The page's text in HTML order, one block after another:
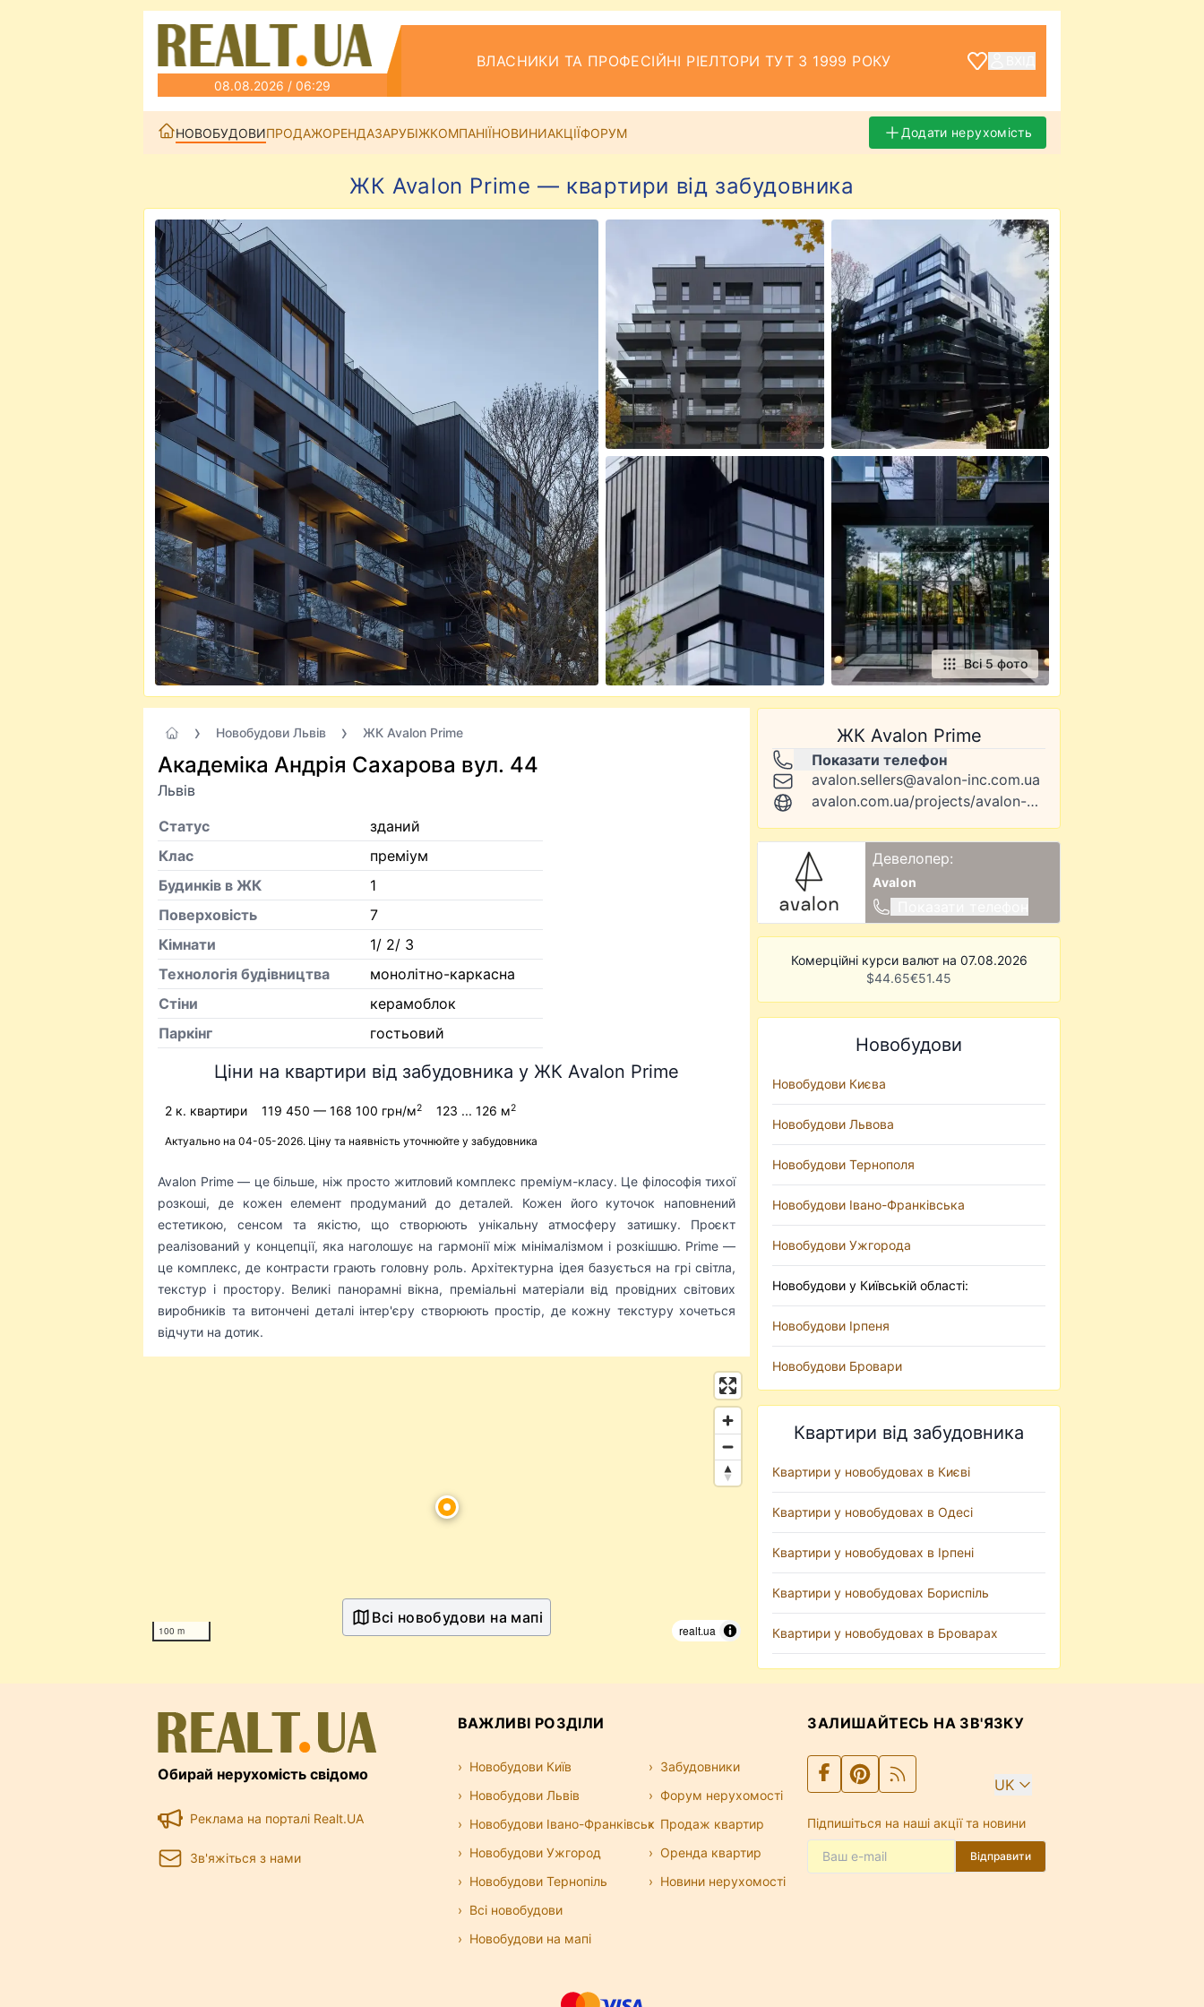
08.08.2026 / 06:29
ВЛАСНИКИ ТА ПРОФЕСІЙНІ РІЕЛТОРИ ТУТ З 1999 РОКУ
НОВОБУДОВИПРОДАЖОРЕНДАЗАРУБІЖКОМПАНІЇНОВИНИАКЦІЇФОРУМ Додати нерухомість
ЖК Avalon Prime — квартири від забудовника
Всі 5 фото
Новобудови Львів ЖК Avalon Prime
Академіка Андрія Сахарова вул. 44
Львів
Статус
зданий
Клас
преміум
Будинків в ЖК
1
Поверховість
7
Кiмнати
1/ 2/ 3
Технологія будівництва
монолітно-каркасна
Стіни
керамоблок
Паркінг
гостьовий
Ціни на квартири від забудовника у ЖК Avalon Prime
2 к. квартири 119 450 — 168 100 грн/м2 123 ... 126 м2
Актуально на 04-05-2026. Ціну та наявність уточнюйте у забудовника
Avalon Prime — це більше, ніж просто житловий комплекс преміум-класу. Це філософія тихої
розкоші, де кожен елемент продуманий до деталей. Кожен його куточок наповнений
естетикою, сенсом та якістю, що створюють унікальну атмосферу затишку. Проєкт
реалізований у концепції, яка наголошує на гармонії між мінімалізмом і розкішшю. Prime —
це комплекс, де контрасти грають головну роль. Архітектурна ідея базується на грі світла,
текстур і простору. Великі панорамні вікна, преміальні матеріали від провідних світових
виробників та витончені деталі інтер'єру створюють простір, де кожну текстуру хочеться
відчути на дотик.
100 m realt.ua
Всі новобудови на мапі
ЖК Avalon Prime
Показати телефон
avalon.sellers@avalon-inc.com.ua
avalon.com.ua/projects/avalon-prime
Девелопер:
Avalon
Комерційні курси валют на 07.08.2026
$44.65€51.45
Новобудови
Новобудови Києва
Новобудови Львова
Новобудови Тернополя
Новобудови Івано-Франківська
Новобудови Ужгорода
Новобудови у Київській області:
Новобудови Ірпеня
Новобудови Бровари
Квартири від забудовника
Квартири у новобудовах в Києві
Квартири у новобудовах в Одесі
Квартири у новобудовах в Ірпені
Квартири у новобудовах Бориспіль
Квартири у новобудовах в Броварах
Обирай нерухомість свідомо
Реклама на порталі Realt.UA
Зв'яжіться з нами
ВАЖЛИВІ РОЗДІЛИ
Новобудови Київ
Новобудови Львів
Новобудови Івано-Франківськ
Новобудови Ужгород
Новобудови Тернопіль
Всі новобудови
Новобудови на мапі
Забудовники
Форум нерухомості
Продаж квартир
Оренда квартир
Новини нерухомості
ЗАЛИШАЙТЕСЬ НА ЗВ'ЯЗКУ
UK
Підпишіться на наші акції та новини
Відправити